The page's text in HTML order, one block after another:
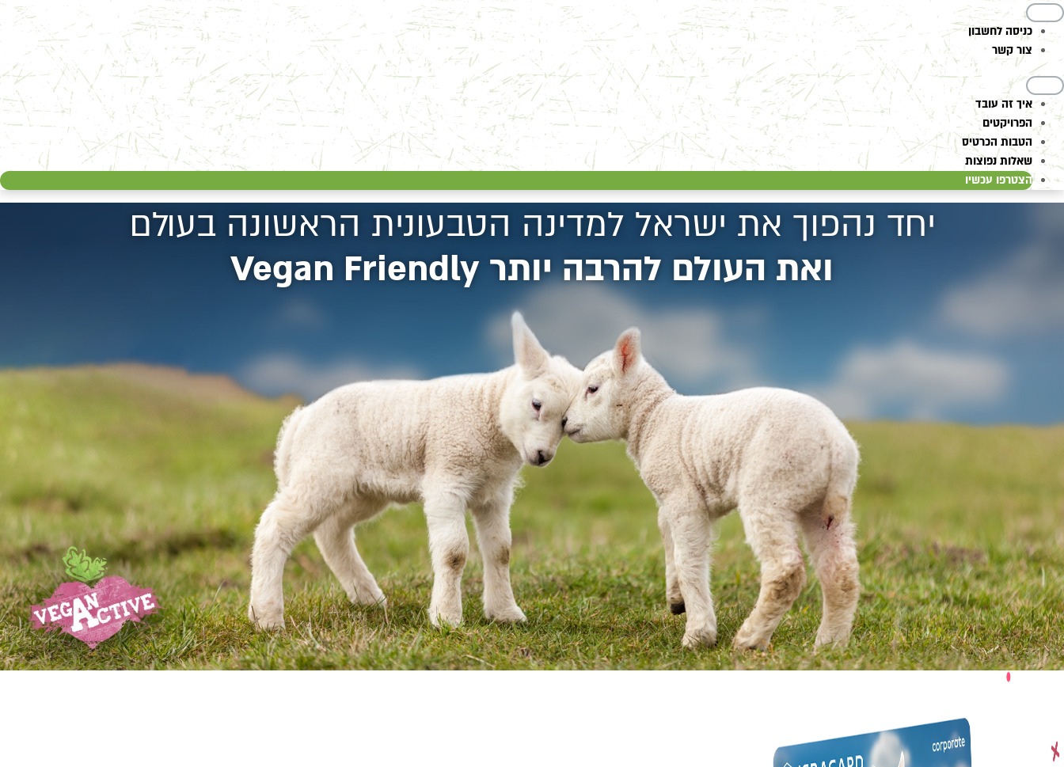
כניסה לחשבון
צור קשר
איך זה עובד
הפרויקטים
הטבות הכרטיס
שאלות נפוצות
הצטרפו עכשיו
יחד נהפוך את ישראל למדינה הטבעונית הראשונה בעולם
ואת העולם להרבה יותר Vegan Friendly